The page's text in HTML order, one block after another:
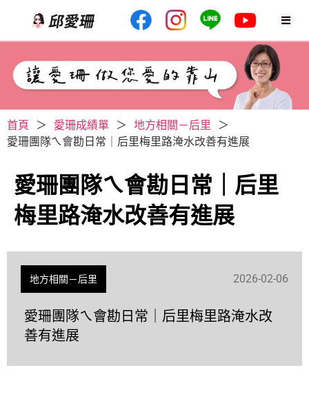
首頁 ＞ 愛珊成績單 ＞ 地方相關－后里
＞
愛珊團隊ㄟ會勘日常｜后里梅里路淹水改善有進展
愛珊團隊ㄟ會勘日常｜后里
梅里路淹水改善有進展
地方相關－后里 2026-02-06
愛珊團隊ㄟ會勘日常｜后里梅里路淹水改
善有進展